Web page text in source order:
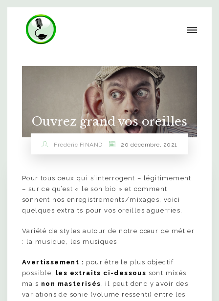
Ouvrez grand vos oreilles
Frédéric FINAND 20 décembre, 2021
Pour tous ceux qui s’interrogent – légitimement
– sur ce qu’est « le son bio » et comment
sonnent nos enregistrements/mixages, voici
quelques extraits pour vos oreilles aguerries.
Variété de styles autour de notre cœur de métier
: la musique, les musiques !
Avertissement : pour être le plus objectif
possible, les extraits ci-dessous sont mixés
mais non masterisés , il peut donc y avoir des
variations de sonie (volume ressenti) entre les